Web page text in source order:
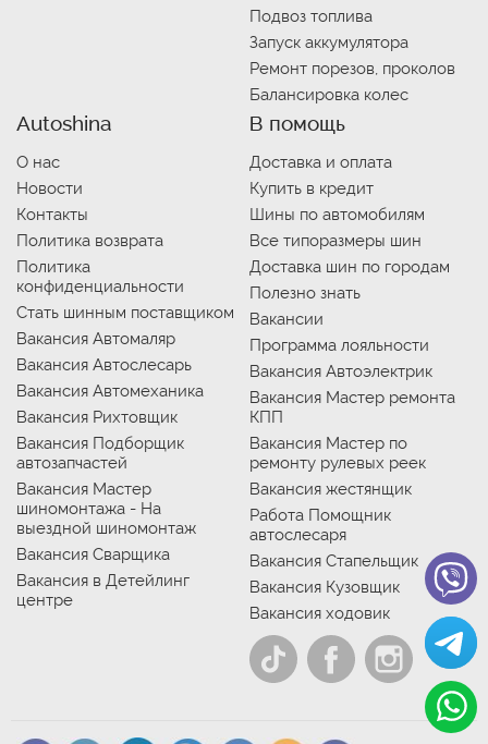
Подвоз топлива
Запуск аккумулятора
Ремонт порезов, проколов
Балансировка колес
Autoshina
О нас
Новости
Контакты
Политика возврата
Политика
конфиденциальности
Стать шинным поставщиком
Вакансия Автомаляр
Вакансия Автослесарь
Вакансия Автомеханика
Вакансия Рихтовщик
Вакансия Подборщик
автозапчастей
Вакансия Мастер
шиномонтажа - На
выездной шиномонтаж
Вакансия Сварщика
Вакансия в Детейлинг
центре
В помощь
Доставка и оплата
Купить в кредит
Шины по автомобилям
Все типоразмеры шин
Доставка шин по городам
Полезно знать
Вакансии
Программа лояльности
Вакансия Автоэлектрик
Вакансия Мастер ремонта
КПП
Вакансия Мастер по
ремонту рулевых реек
Вакансия жестянщик
Работа Помощник
автослесаря
Вакансия Стапельщик
Вакансия Кузовщик
Вакансия ходовик